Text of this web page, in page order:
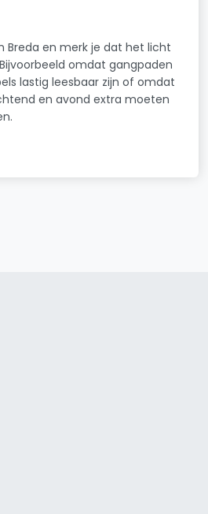
Breda en merk je dat het licht
omdat gangpaden
lastig leesbaar zijn of omdat
en avond extra moeten